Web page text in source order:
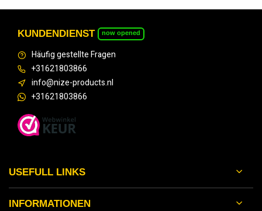
KUNDENDIENST now opened
Häufig gestellte Fragen
+31621803866
info@nize-products.nl
+31621803866
USEFULL LINKS
INFORMATIONEN